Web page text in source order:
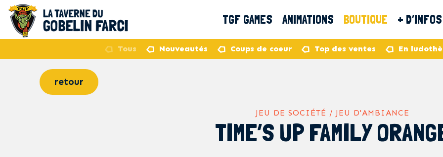
TGF GAMES ANIMATIONS BOUTIQUE + D’INFOS
Tous Nouveautés Coups de coeur Top des ventes En
retour
JEU DE SOCIÉTÉ / JEU D'AMBIANCE
TIME’S UP FAMILY